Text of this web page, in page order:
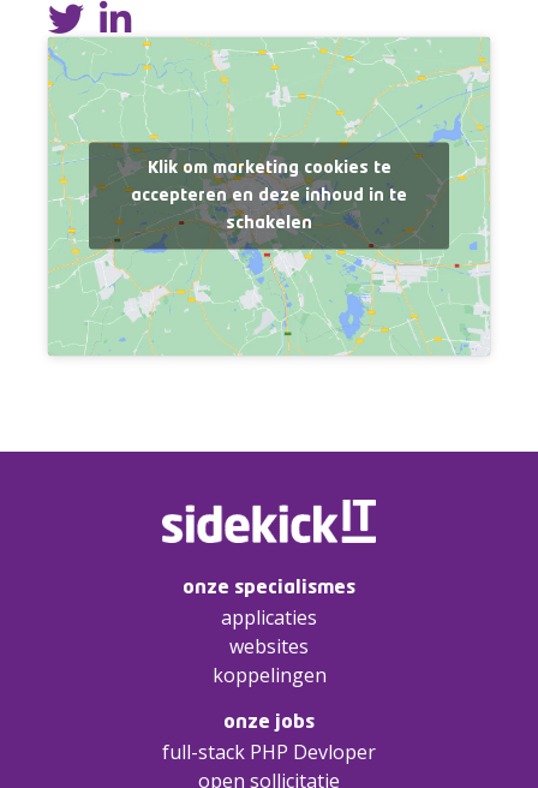
Klik om marketing cookies te
accepteren en deze inhoud in te
schakelen
onze specialismes
applicaties
websites
koppelingen
onze jobs
full-stack PHP Devloper
open sollicitatie